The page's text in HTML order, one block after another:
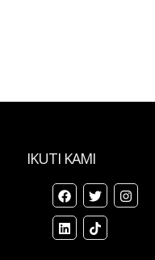
IKUTI KAMI